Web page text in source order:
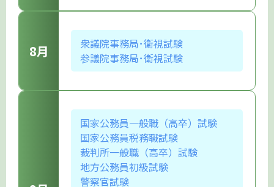
8月
衆議院事務局･衛視試験
参議院事務局･衛視試験
国家公務員一般職（高卒）試験
国家公務員税務職試験
裁判所一般職（高卒）試験
地方公務員初級試験
警察官試験